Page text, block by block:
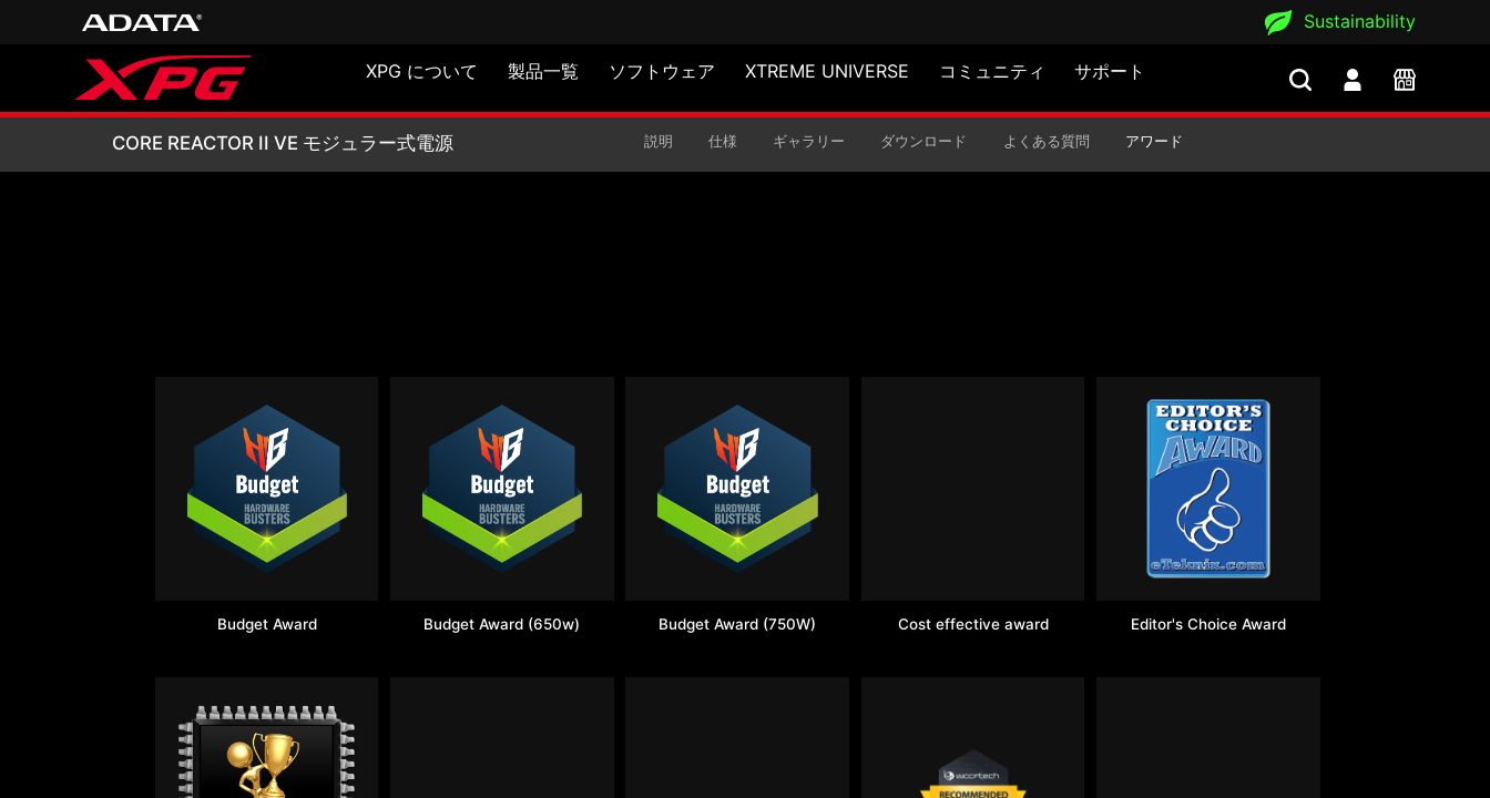
Sustainability
XPG について 製品一覧 ソフトウェア XTREME UNIVERSE コミュニティ サポート
CORE REACTOR II VE モジュラー式電源
CORE REACTOR II VE モジュラー式電源 説明 仕様 ギャラリー ダウンロード よくある質問 アワード
Budget Award Budget Award (650w) Budget Award (750W) Cost effective award Editor's Choice Award